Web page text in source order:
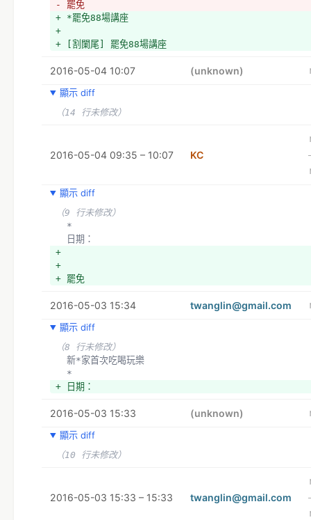
- 罷免
+ *罷免88場講座
+
+ [割闌尾] 罷免88場講座
2016-05-04 10:07 (unknown)
顯示 diff
（14 行未修改）
2016-05-04 09:35 – 10:07 KC
顯示 diff
（9 行未修改）
  *
  日期：
+
+
+ 罷免
2016-05-03 15:34 twanglin@gmail.com
顯示 diff
（8 行未修改）
  新*家首次吃喝玩樂
  *
+ 日期：
2016-05-03 15:33 (unknown)
顯示 diff
（10 行未修改）
2016-05-03 15:33 – 15:33 twanglin@gmail.com